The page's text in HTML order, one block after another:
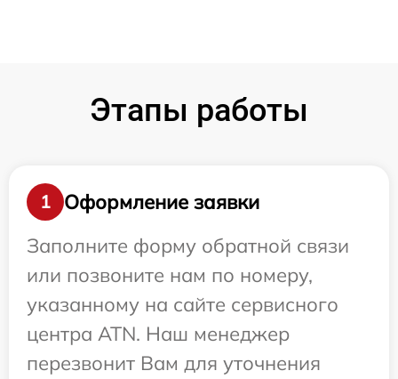
Этапы работы
1
Оформление заявки
Заполните форму обратной связи
или позвоните нам по номеру,
указанному на сайте сервисного
центра ATN. Наш менеджер
перезвонит Вам для уточнения